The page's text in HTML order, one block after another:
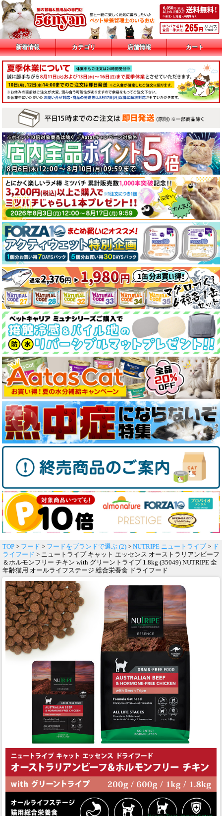
新着情報 カテゴリ 店舗情報 カート
TOP > フード > フードをブランドで選ぶ (2) > NUTRIPE ニュートライプ >
ド
ライフード > ニュートライプ キャット エッセンス オーストラリアンビーフ
＆ホルモンフリー チキン with グリーントライプ 1.8kg (35049) NUTRIPE 全
年齢猫用 オールライフステージ 総合栄養食 ドライフード